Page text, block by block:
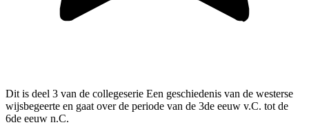
Dit is deel 3 van de collegeserie Een geschiedenis van de westerse
wijsbegeerte en gaat over de periode van de 3de eeuw v.C. tot de
6de eeuw n.C.